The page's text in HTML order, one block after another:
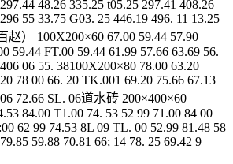
48.26 335.25 t05.25 297.41 408.26
55 33.75 G03. 25 446.19 496. 11 13.25
赵） 100X200×60 67.00 59.44 57.90
59.44 FT.00 59.44 61.99 57.66 63.69 56.
06 55. 38100X200×80 78.00 63.20
78 00 66. 20 TK.001 69.20 75.66 67.13
72.66 SL. 06道水砖 200×400×60
84.00 T1.00 74. 53 52 99 71.00 84 00
62 99 74.53 8L 09 TL. 00 52.99 81.48 58
59.88 70.81 66; 14 78. 25 69.42 9